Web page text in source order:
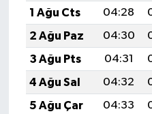
1 Ağu Cts
04:28
2 Ağu Paz
04:30
3 Ağu Pts
04:31
4 Ağu Sal
04:32
5 Ağu Çar
04:33